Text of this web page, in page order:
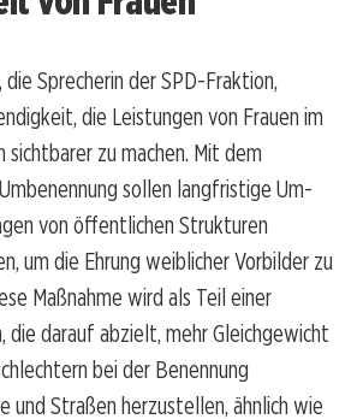
die Sprecherin der SPD-Fraktion,
die Leistungen von Frauen im
zu machen. Mit dem
sollen langfristige Um-
von öffentlichen Strukturen
um die Ehrung weiblicher Vorbilder zu
Maßnahme wird als Teil einer
die darauf abzielt, mehr Gleichgewicht
bei der Benennung
und Straßen herzustellen, ähnlich wie